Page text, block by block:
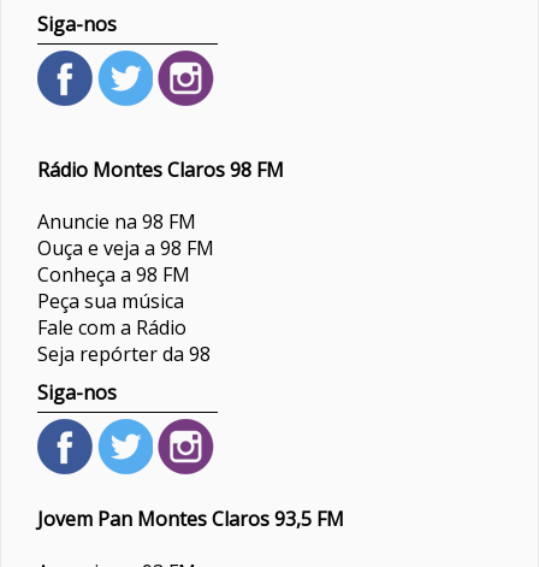
Siga-nos
Rádio Montes Claros 98 FM
Anuncie na 98 FM
Ouça e veja a 98 FM
Conheça a 98 FM
Peça sua música
Fale com a Rádio
Seja repórter da 98
Siga-nos
Jovem Pan Montes Claros 93,5 FM